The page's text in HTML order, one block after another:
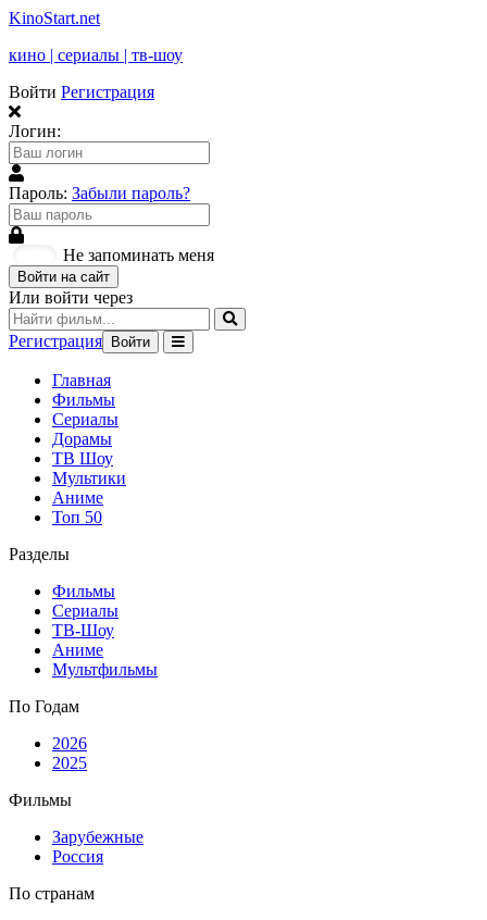
KinoStart.net
кино | сериалы | тв-шоу
Войти Регистрация
Логин:
Пароль: Забыли пароль?
Не запоминать меня
Войти на сайт
Или войти через
Регистрация Войти
Главная
Фильмы
Сериалы
Дорамы
ТВ Шоу
Мультики
Аниме
Топ 50
Разделы
Фильмы
Сериалы
ТВ-Шоу
Аниме
Мультфильмы
По Годам
2026
2025
Фильмы
Зарубежные
Россия
По странам